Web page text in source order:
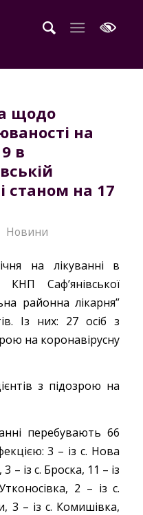
щодо
на
в
станом на 17
Новини
на лікуванні в
КНП Саф’янівської
районна лікарня”
Із них: 27 осіб з
на коронавірусну
з підозрою на
перебувають 66
3 – із с. Нова
– із с. Броска, 11 – із
2 – із с.
3 – із с. Комишівка,